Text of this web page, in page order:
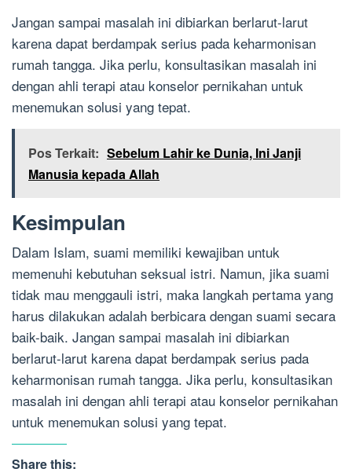
Jangan sampai masalah ini dibiarkan berlarut-larut
karena dapat berdampak serius pada keharmonisan
rumah tangga. Jika perlu, konsultasikan masalah ini
dengan ahli terapi atau konselor pernikahan untuk
menemukan solusi yang tepat.
Pos Terkait: Sebelum Lahir ke Dunia, Ini Janji
Manusia kepada Allah
Kesimpulan
Dalam Islam, suami memiliki kewajiban untuk
memenuhi kebutuhan seksual istri. Namun, jika suami
tidak mau menggauli istri, maka langkah pertama yang
harus dilakukan adalah berbicara dengan suami secara
baik-baik. Jangan sampai masalah ini dibiarkan
berlarut-larut karena dapat berdampak serius pada
keharmonisan rumah tangga. Jika perlu, konsultasikan
masalah ini dengan ahli terapi atau konselor pernikahan
untuk menemukan solusi yang tepat.
Share this: